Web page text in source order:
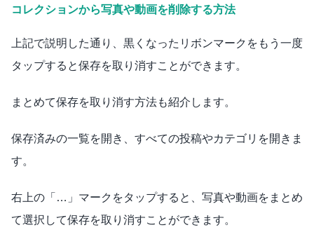
コレクションから写真や動画を削除する方法
上記で説明した通り、黒くなったリボンマークをもう一度
タップすると保存を取り消すことができます。
まとめて保存を取り消す方法も紹介します。
保存済みの一覧を開き、すべての投稿やカテゴリを開きま
す。
右上の「…」マークをタップすると、写真や動画をまとめ
て選択して保存を取り消すことができます。